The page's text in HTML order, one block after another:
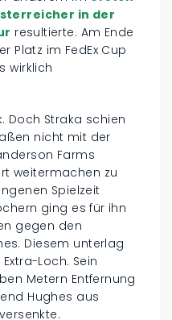
in der
resultierte. Am Ende
Platz im FedEx Cup
wirklich
Doch Straka schien
nicht mit der
Farms
weitermachen zu
Spielzeit
ging es für ihn
gegen den
Diesem unterlag
Loch. Sein
Metern Entfernung
Hughes aus